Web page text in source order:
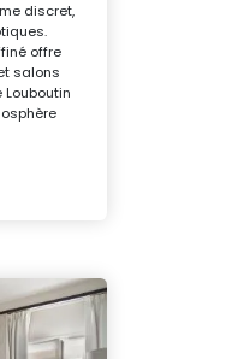
discret,
offre
salons